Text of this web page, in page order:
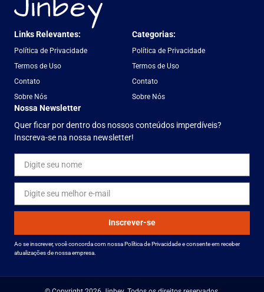
Links Relevantes:
Política de Privacidade
Termos de Uso
Contato
Sobre Nós
Categorias:
Política de Privacidade
Termos de Uso
Contato
Sobre Nós
Nossa Newsletter
Quer ficar por dentro dos nossos conteúdos imperdíveis?
Inscreva-se na nossa newsletter!
Inscrever-se
Ao se inscrever, você concorda com nossa Política de Privacidade e consente em receber
atualizações de nossa empresa.